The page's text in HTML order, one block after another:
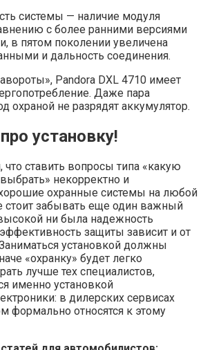
системы — наличие модуля
с более ранними версиями
в пятом поколении увеличена
и дальность соединения.
Pandora DXL 4710 имеет
Даже пара
охраной не разрядят аккумулятор.
установку!
ставить вопросы типа «какую
некорректно и
охранные системы на любой
забывать еще один важный
ни была надежность
защиты зависит и от
установкой должны
«охранку» будет легко
лучше тех специалистов,
именно установкой
в дилерских сервисах
формально относятся к этому